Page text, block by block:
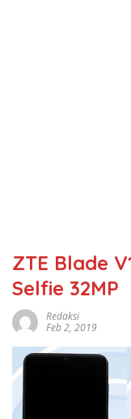
ZTE Blade
Selfie 32MP
Redaksi
Feb 2, 2019